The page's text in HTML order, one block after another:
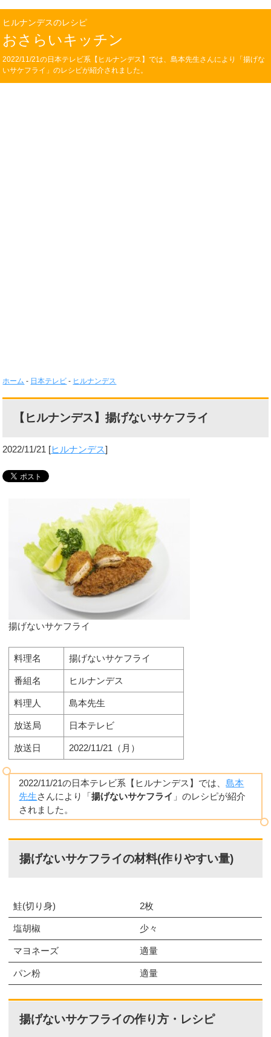
ヒルナンデスのレシピ
おさらいキッチン
2022/11/21の日本テレビ系【ヒルナンデス】では、島本先生さんにより「揚げな
いサケフライ」のレシピが紹介されました。
ホーム - 日本テレビ - ヒルナンデス
【ヒルナンデス】揚げないサケフライ
2022/11/21 [ヒルナンデス]
揚げないサケフライ
料理名 揚げないサケフライ
番組名 ヒルナンデス
料理人 島本先生
放送局 日本テレビ
放送日 2022/11/21（月）
2022/11/21の日本テレビ系【ヒルナンデス】では、島本
先生さんにより「揚げないサケフライ 」のレシピが紹介
されました。
揚げないサケフライの材料(作りやすい量)
鮭(切り身) 2枚
塩胡椒 少々
マヨネーズ 適量
パン粉 適量
揚げないサケフライの作り方・レシピ